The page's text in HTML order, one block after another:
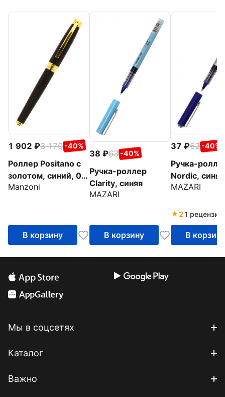
1 902 3 170 -40%
Роллер Positano с
золотом, синий, 0,7
мм
Manzoni
В корзину
38 63 -40%
Ручка-роллер
Clarity, синяя
MAZARI
В корзину
37 62 -40%
Ручка-
Nordic, синяя
MAZARI
21 рецензия
В корзину
Мы в соцсетях
Каталог
Важно